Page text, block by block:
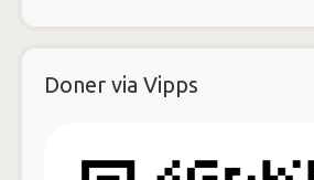
Doner via Vipps